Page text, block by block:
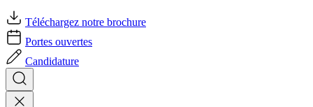
Téléchargez notre brochure
Portes ouvertes
Candidature